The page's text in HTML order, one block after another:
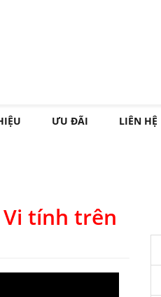
ƯU ĐÃI LIÊN HỆ
Vi tính trên